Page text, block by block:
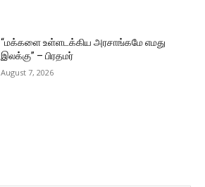
“மக்களை உள்ளடக்கிய அரசாங்கமே எமது
இலக்கு” – பிரதமர்
August 7, 2026